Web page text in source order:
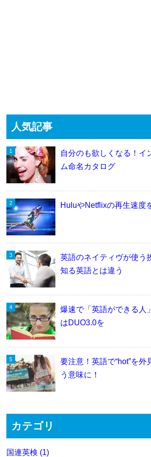
人気記事
自分のも欲しくなる！イ
ム命名カタログ
HuluやNetflixの再生速度
英語のネイティヴが使う
知る英語とは違う
爆速で「英語ができる人
はDUO3.0を
要注意！英語で“hot”を外
う意味に！
カテゴリ
国連英検 (1)